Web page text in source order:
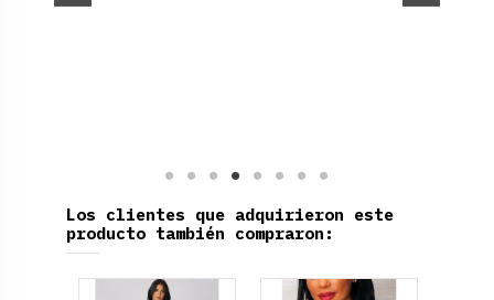
Los clientes que adquirieron este
producto también compraron: